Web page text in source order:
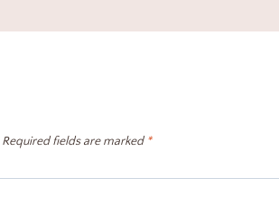
Required fields are marked*